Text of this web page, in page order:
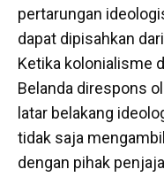
pertarungan
dapat dipisahkan
Ketika kolonialisme
Belanda direspons
latar belakang
tidak saja
dengan pihak